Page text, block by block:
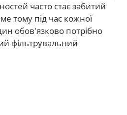
часто стає забитий
тому під час кожної
обов'язково потрібно
фільтрувальний